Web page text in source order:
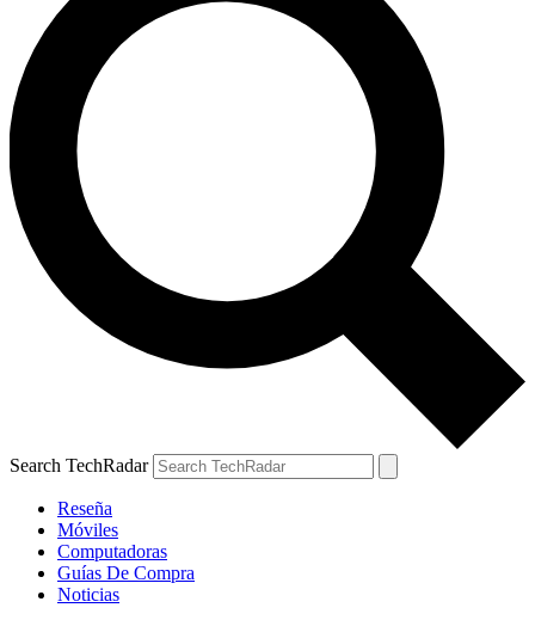
Search TechRadar
Reseña
Móviles
Computadoras
Guías De Compra
Noticias